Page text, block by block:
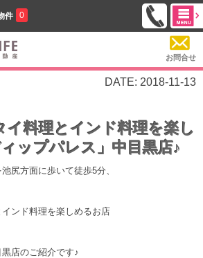
件 0
お問合せ
DATE: 2018-11-13
イ料理とインド料理を楽し
ップパレス」中目黒店♪
尻方面に歩いて徒歩5分、
ンド料理を楽しめるお店
黒店のご紹介です♪